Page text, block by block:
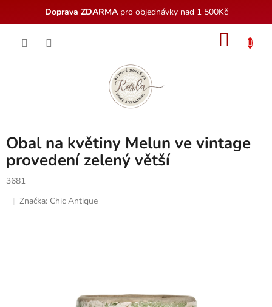
Doprava ZDARMApro objednávky nad 1 500Kč
Obal na květiny Melun ve vintage
provedení zelený větší
3681
Značka: Chic Antique